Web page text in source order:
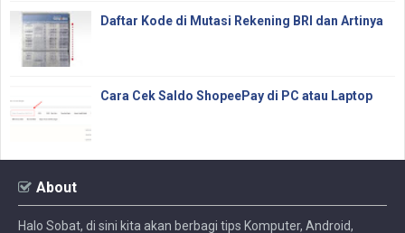
Daftar Kode di Mutasi Rekening BRI dan Artinya
Cara Cek Saldo ShopeePay di PC atau Laptop
About
Halo Sobat, di sini kita akan berbagi tips Komputer, Android,